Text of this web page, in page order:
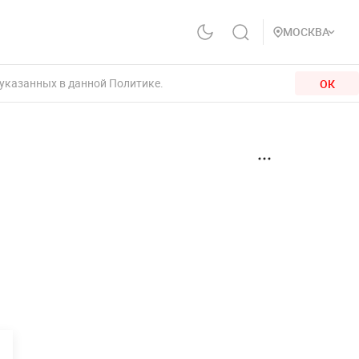
МОСКВА
в данной Политике. ОК